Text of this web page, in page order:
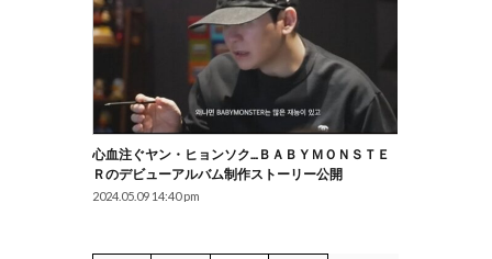
心血注ぐヤン・ヒョンソク…ＢＡＢＹＭＯＮＳＴＥ
Ｒのデビューアルバム制作ストーリー公開
2024.05.09 14:40 pm